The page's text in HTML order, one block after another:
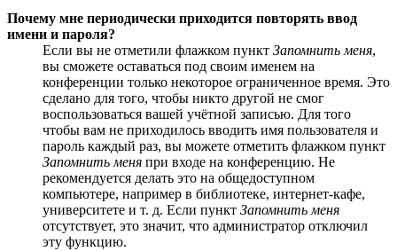
Почему мне периодически приходится повторять ввод
имени и пароля?
Если вы не отметили флажком пункт Запомнить меня,
вы сможете оставаться под своим именем на
конференции только некоторое ограниченное время. Это
сделано для того, чтобы никто другой не смог
воспользоваться вашей учётной записью. Для того
чтобы вам не приходилось вводить имя пользователя и
пароль каждый раз, вы можете отметить флажком пункт
Запомнить меня при входе на конференцию. Не
рекомендуется делать это на общедоступном
компьютере, например в библиотеке, интернет-кафе,
университете и т. д. Если пункт Запомнить меня
отсутствует, это значит, что администратор отключил
эту функцию.